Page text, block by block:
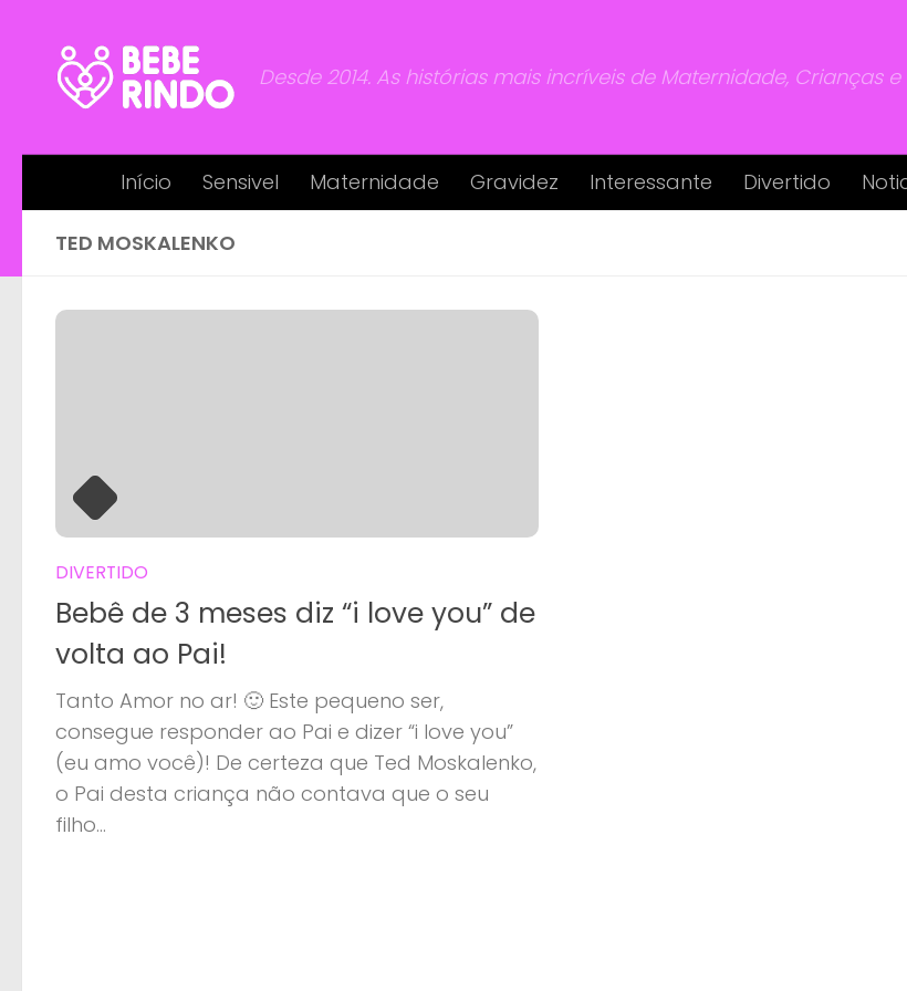
Desde 2014. As histórias mais incríveis de Maternidade, Crianças e
Início Sensivel Maternidade Gravidez Interessante Divertido
TED MOSKALENKO
DIVERTIDO
Bebê de 3 meses diz “i love you” de
volta ao Pai!
Tanto Amor no ar! 🙂 Este pequeno ser,
consegue responder ao Pai e dizer “i love you”
(eu amo você)! De certeza que Ted Moskalenko,
o Pai desta criança não contava que o seu
filho...